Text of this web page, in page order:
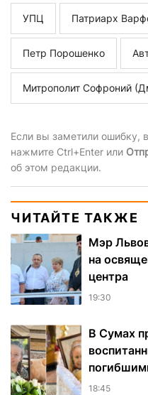
УПЦ Патриарх
Петр Порошенко
Митрополит Софроний
Если вы заметили ошибку,
нажмите Ctrl+Enter или
об этом редакции.
ЧИТАЙТЕ ТАКЖЕ
Мэр
на
центра
19:30
В Сумах
18:45